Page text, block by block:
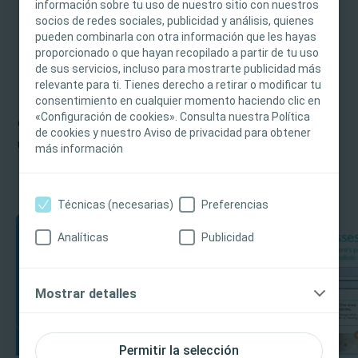
información sobre tu uso de nuestro sitio con nuestros
socios de redes sociales, publicidad y análisis, quienes
pueden combinarla con otra información que les hayas
proporcionado o que hayan recopilado a partir de tu uso
de sus servicios, incluso para mostrarte publicidad más
relevante para ti. Tienes derecho a retirar o modificar tu
consentimiento en cualquier momento haciendo clic en
«Configuración de cookies». Consulta nuestra Política
de cookies y nuestro Aviso de privacidad para obtener
más información
Permitir la selección
Técnicas (necesarias) Preferencias
Analíticas Publicidad
Mostrar detalles
asesoramiento médico, y la información y el
contenido no pretenden constituir
asesoramiento médico, jurídico ni comercial ni
sustituir en modo alguno el criterio médico
independiente de un profesional sanitario
capacitado y autorizado. La responsabilidad de
la atención al paciente recae en el profesional
sanitario. Para obtener información detallada
contraindicaciones, riesgos, efectos,
instrucciones de uso (IdU) del producto antes de
cualquier cambio o actualización de contenidos,
nuevos o próximos de interés. No recibirá
profesionales para
ayudarte a ti y a tus
pacientes
Tus pacientes pueden necesitar mucha ayuda y
orientación, tanto antes como después de la
cirugía del estoma. En esta sección, presentamos
una amplia variedad de herramientas, materiales